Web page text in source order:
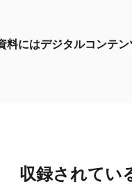
料にはデジタルコンテン
収録されてい